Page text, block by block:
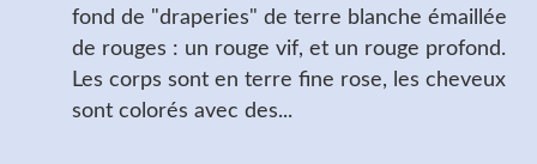
fond de "draperies" de terre blanche émaillée
de rouges : un rouge vif, et un rouge profond.
Les corps sont en terre fine rose, les cheveux
sont colorés avec des...